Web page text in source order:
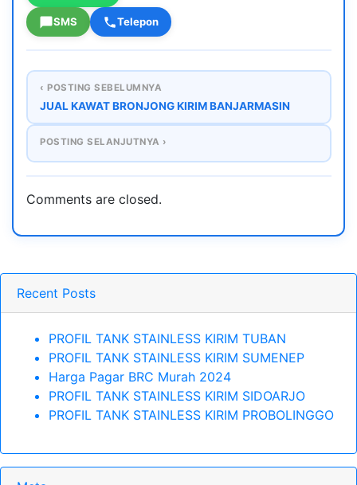
SMS Telepon
‹ POSTING SEBELUMNYA
JUAL KAWAT BRONJONG KIRIM BANJARMASIN
POSTING SELANJUTNYA ›
Comments are closed.
Recent Posts
PROFIL TANK STAINLESS KIRIM TUBAN
PROFIL TANK STAINLESS KIRIM SUMENEP
Harga Pagar BRC Murah 2024
PROFIL TANK STAINLESS KIRIM SIDOARJO
PROFIL TANK STAINLESS KIRIM PROBOLINGGO